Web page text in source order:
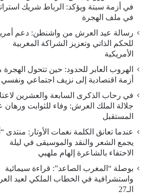
في أزمة سبتة ويؤكد: الرباط شريك
في ملف الهجرة
رسالة عيد العرش من واشنطن: دعم
للحكم الذاتي وتعزيز الشراكة المغربية
الأمريكية
​الهروب العابر للحدود: حين تتحول
أزمة اقتصادية إلى نزيف اجتماعي ونفسي
في رحاب الذكرى السابعة والعشرين
جلالة الملك العرش: وفاء للثوابت ورهان
المستقبل
​عندما تعانق الكلمة نغمات الأوتار: منتدى
يجمع الشعر والنقد والموسيقى في ليلة
الاحتفاء بالشاعرة إلهام ملهبي
بوصلة “المغرب الصاعد”: قراءة سيمائية
واستشرافية في الخطاب الملكي لعيد
الـ27